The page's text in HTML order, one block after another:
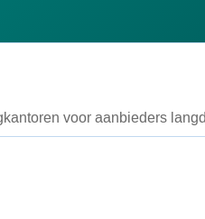
voor aanbieders